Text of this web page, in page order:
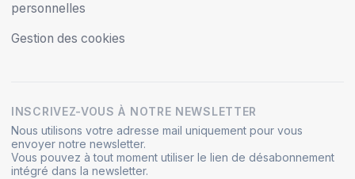
personnelles
Gestion des cookies
INSCRIVEZ-VOUS À NOTRE NEWSLETTER
Nous utilisons votre adresse mail uniquement pour vous
envoyer notre newsletter.
Vous pouvez à tout moment utiliser le lien de désabonnement
intégré dans la newsletter.